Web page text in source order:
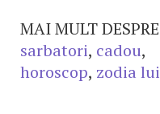
MAI MULT
sarbatori, cadou,
horoscop, zodia lui